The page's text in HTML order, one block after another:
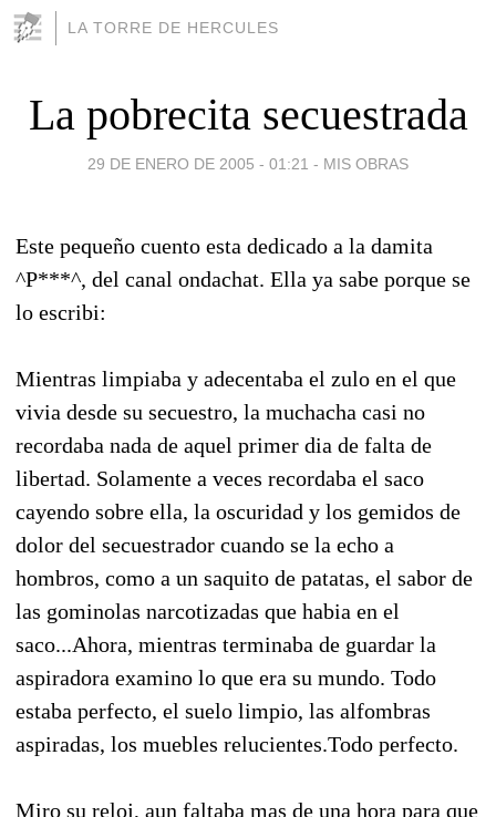
LA TORRE DE HERCULES
La pobrecita secuestrada
29 DE ENERO DE 2005 - 01:21 - MIS OBRAS
Este pequeño cuento esta dedicado a la damita
^P***^, del canal ondachat. Ella ya sabe porque se
lo escribi:
Mientras limpiaba y adecentaba el zulo en el que
vivia desde su secuestro, la muchacha casi no
recordaba nada de aquel primer dia de falta de
libertad. Solamente a veces recordaba el saco
cayendo sobre ella, la oscuridad y los gemidos de
dolor del secuestrador cuando se la echo a
hombros, como a un saquito de patatas, el sabor de
las gominolas narcotizadas que habia en el
saco...Ahora, mientras terminaba de guardar la
aspiradora examino lo que era su mundo. Todo
estaba perfecto, el suelo limpio, las alfombras
aspiradas, los muebles relucientes.Todo perfecto.
Miro su reloj, aun faltaba mas de una hora para que